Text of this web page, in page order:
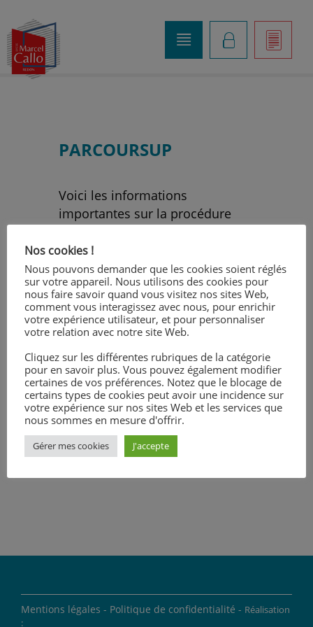
]
K
o
PARCOURSUP
Voici les informations
importantes sur la procédure
Présentation « Parcoursup »:
Présentation_Parcoursup
Mentions légales - Politique de confidentialité - Réalisation
:
Nos cookies !
Nous pouvons demander que les cookies soient réglés
sur votre appareil. Nous utilisons des cookies pour
nous faire savoir quand vous visitez nos sites Web,
comment vous interagissez avec nous, pour enrichir
votre expérience utilisateur, et pour personnaliser
votre relation avec notre site Web.
Cliquez sur les différentes rubriques de la catégorie
pour en savoir plus. Vous pouvez également modifier
certaines de vos préférences. Notez que le blocage de
certains types de cookies peut avoir une incidence sur
votre expérience sur nos sites Web et les services que
nous sommes en mesure d'offrir.
Gérer mes cookies J'accepte